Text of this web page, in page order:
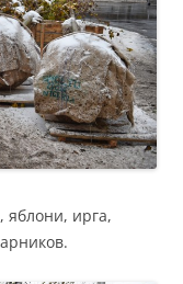
яблони, ирга,